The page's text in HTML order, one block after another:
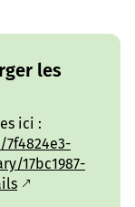
les
ici :
17bc1987-